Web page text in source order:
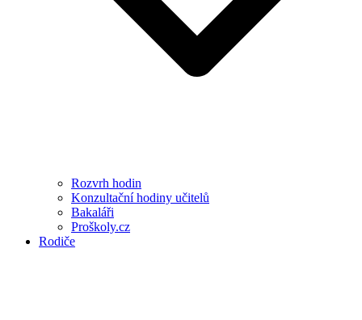
Rozvrh hodin
Konzultační hodiny učitelů
Bakaláři
Proškoly.cz
Rodiče